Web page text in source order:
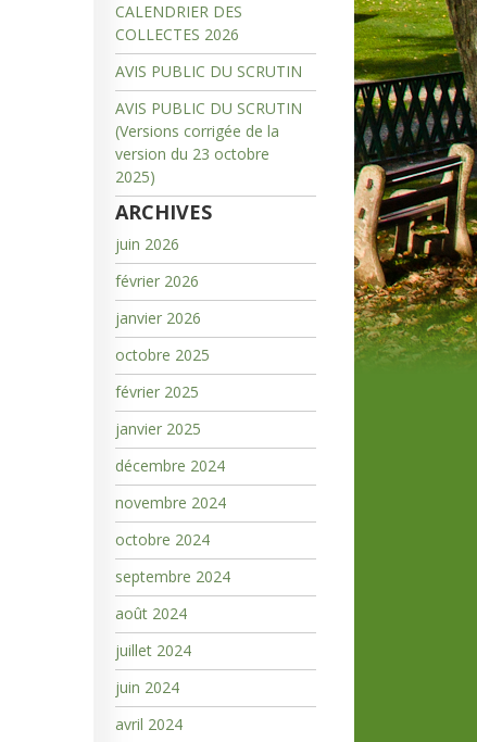
CALENDRIER DES
COLLECTES 2026
AVIS PUBLIC DU SCRUTIN
AVIS PUBLIC DU SCRUTIN
(Versions corrigée de la
version du 23 octobre
2025)
ARCHIVES
juin 2026
février 2026
janvier 2026
octobre 2025
février 2025
janvier 2025
décembre 2024
novembre 2024
octobre 2024
septembre 2024
août 2024
juillet 2024
juin 2024
avril 2024